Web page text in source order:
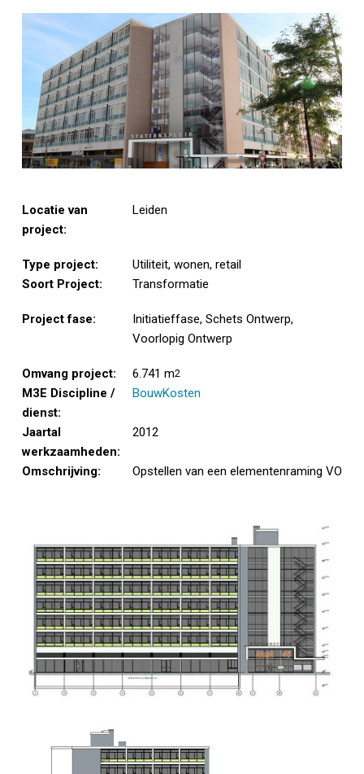
Locatie van
project:
Leiden
Type project:
Utiliteit, wonen, retail
Soort Project:
Transformatie
Project fase:
Initiatieffase, Schets Ontwerp,
Voorlopig Ontwerp
Omvang project: 6.741 m2
M3E Discipline /
dienst:
BouwKosten
Jaartal
werkzaamheden:
2012
Omschrijving: Opstellen van een elementenraming VO